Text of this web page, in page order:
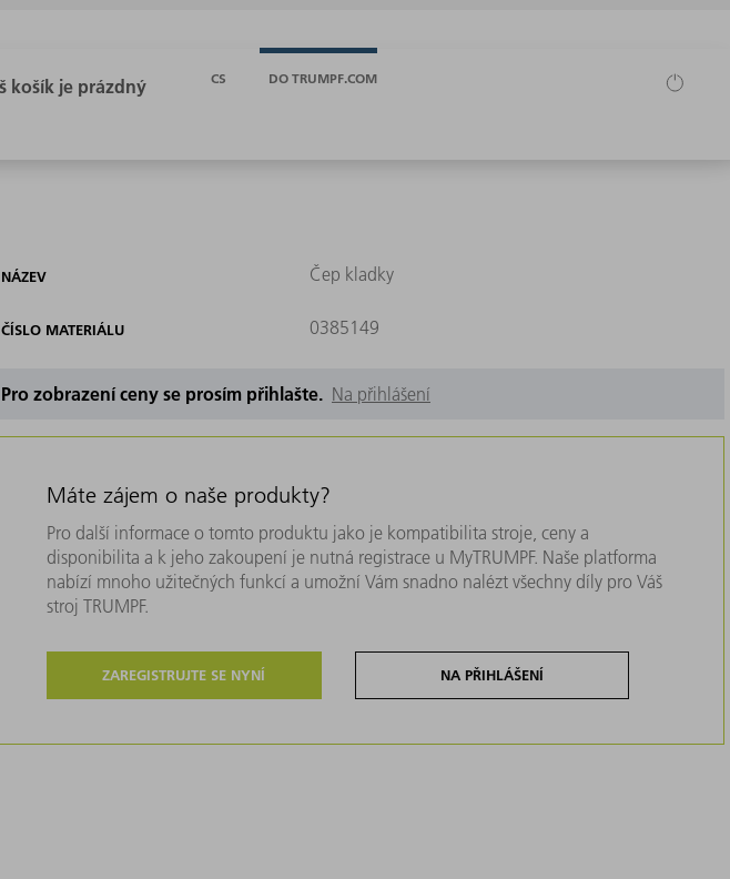
CS DO TRUMPF.COM
NÁZEV Čep kladky
ČÍSLO MATERIÁLU 0385149
Pro zobrazení ceny se prosím přihlašte. Na přihlášení
Máte zájem o naše produkty?
Pro další informace o tomto produktu jako je kompatibilita stroje, ceny a
disponibilita a k jeho zakoupení je nutná registrace u MyTRUMPF. Naše platforma
nabízí mnoho užitečných funkcí a umožní Vám snadno nalézt všechny díly pro Váš
stroj TRUMPF.
ZAREGISTRUJTE SE NYNÍ NA PŘIHLÁŠENÍ